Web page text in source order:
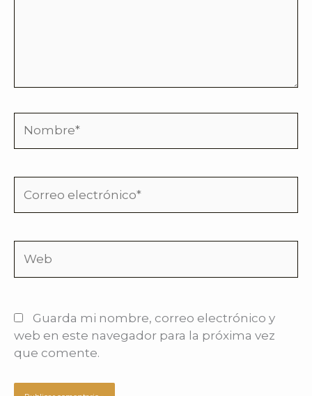
electrónico*
Guarda mi nombre, correo electrónico y
web en este navegador para la próxima vez
que comente.